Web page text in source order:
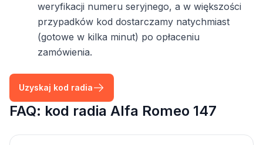
weryfikacji numeru seryjnego, a w większości
przypadków kod dostarczamy natychmiast
(gotowe w kilka minut) po opłaceniu
zamówienia.
Uzyskaj kod radia
FAQ: kod radia Alfa Romeo 147